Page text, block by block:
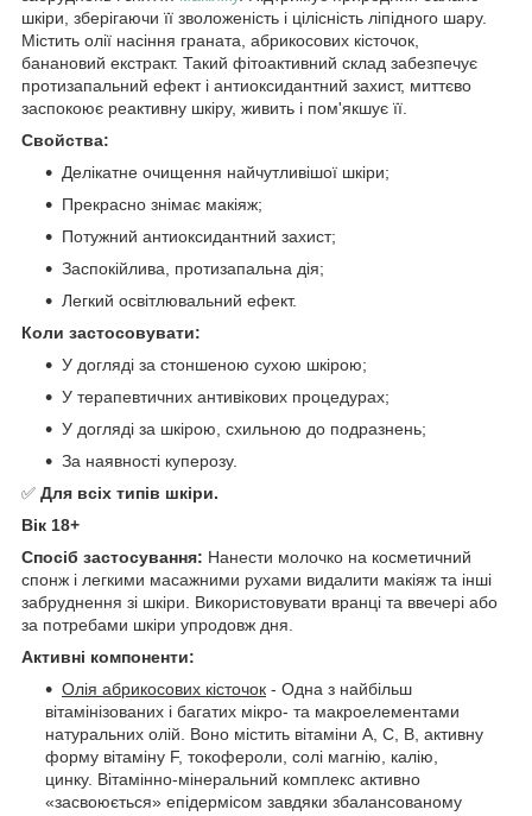
шкіри, зберігаючи її зволоженість і цілісність ліпідного шару.
Містить олії насіння граната, абрикосових кісточок,
банановий екстракт. Такий фітоактивний склад забезпечує
протизапальний ефект і антиоксидантний захист, миттєво
заспокоює реактивну шкіру, живить і пом'якшує її.
Свойства:
Делікатне очищення найчутливішої шкіри;
Прекрасно знімає макіяж;
Потужний антиоксидантний захист;
Заспокійлива, протизапальна дія;
Легкий освітлювальний ефект.
Коли застосовувати:
У догляді за стоншеною сухою шкірою;
У терапевтичних антивікових процедурах;
У догляді за шкірою, схильною до подразнень;
За наявності куперозу.
✅ Для всіх типів шкіри.
Вік 18+
Спосіб застосування: Нанести молочко на косметичний
спонж і легкими масажними рухами видалити макіяж та інші
забруднення зі шкіри. Використовувати вранці та ввечері або
за потребами шкіри упродовж дня.
Активні компоненти:
Олія абрикосових кісточок - Одна з найбільш
вітамінізованих і багатих мікро- та макроелементами
натуральних олій. Воно містить вітаміни А, С, В, активну
форму вітаміну F, токофероли, солі магнію, калію,
цинку. Вітамінно-мінеральний комплекс активно
«засвоюється» епідермісом завдяки збалансованому